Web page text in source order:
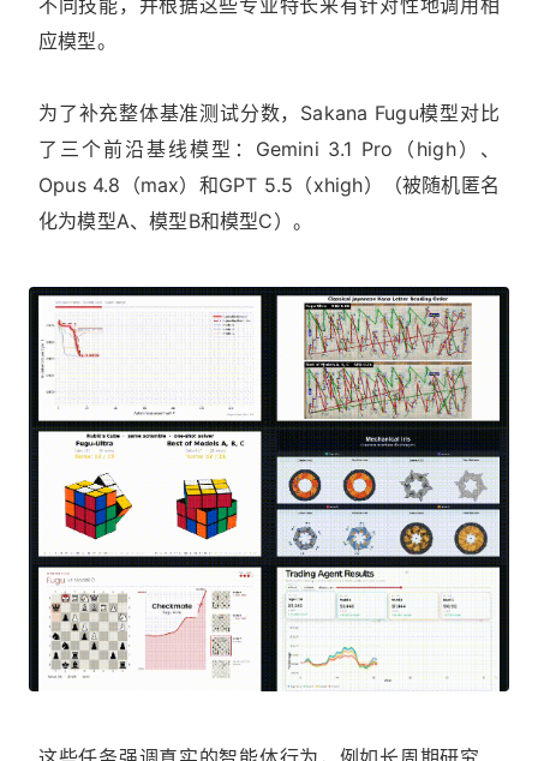
应模型。
为了补充整体基准测试分数，Sakana Fugu模型对比
了三个前沿基线模型：Gemini 3.1 Pro（high）、
Opus 4.8（max）和GPT 5.5（xhigh）（被随机匿名
化为模型A、模型B和模型C）。